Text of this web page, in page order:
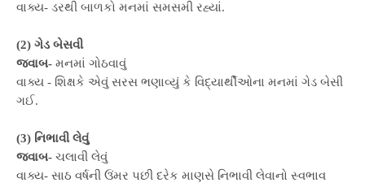
વાક્ય- ડરથી બાળકો મનમાં સમસમી રહ્યાં.
(2) ગેડ બેસવી
જવાબ- મનમાં ગોઠવાવું
વાક્ય - શિક્ષકે એવું સરસ ભણાવ્યું કે વિદ્યાર્થીઓના મનમાં ગેડ બેસી
ગઈ.
(3) નિભાવી લેવું
જવાબ- ચલાવી લેવું
વાક્ય- સાઠ વર્ષની ઉંમર પછી દરેક માણસે નિભાવી લેવાનો સ્વભાવ